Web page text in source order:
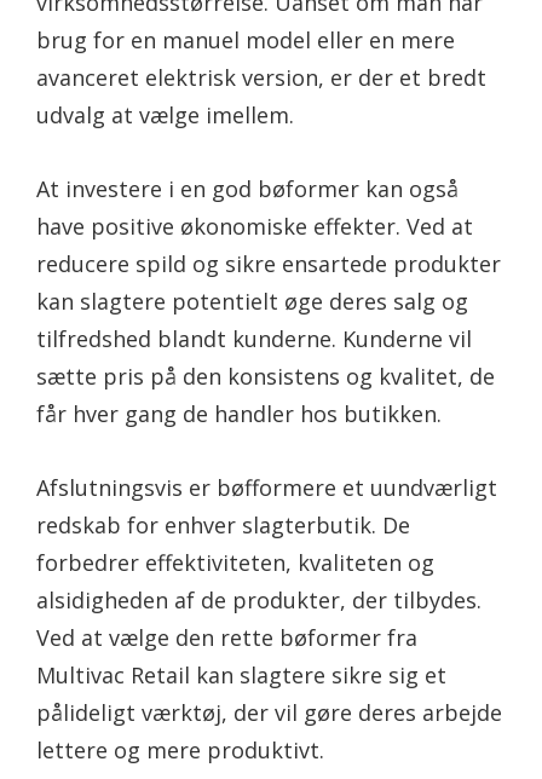
brug for en manuel model eller en mere
avanceret elektrisk version, er der et bredt
udvalg at vælge imellem.
At investere i en god bøformer kan også
have positive økonomiske effekter. Ved at
reducere spild og sikre ensartede produkter
kan slagtere potentielt øge deres salg og
tilfredshed blandt kunderne. Kunderne vil
sætte pris på den konsistens og kvalitet, de
får hver gang de handler hos butikken.
Afslutningsvis er bøfformere et uundværligt
redskab for enhver slagterbutik. De
forbedrer effektiviteten, kvaliteten og
alsidigheden af de produkter, der tilbydes.
Ved at vælge den rette bøformer fra
Multivac Retail kan slagtere sikre sig et
pålideligt værktøj, der vil gøre deres arbejde
lettere og mere produktivt.